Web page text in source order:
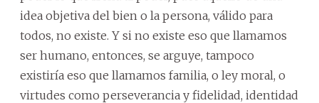
idea objetiva del bien o la persona, válido para
todos, no existe. Y si no existe eso que llamamos
ser humano, entonces, se arguye, tampoco
existiría eso que llamamos familia, o ley moral, o
virtudes como perseverancia y fidelidad, identidad